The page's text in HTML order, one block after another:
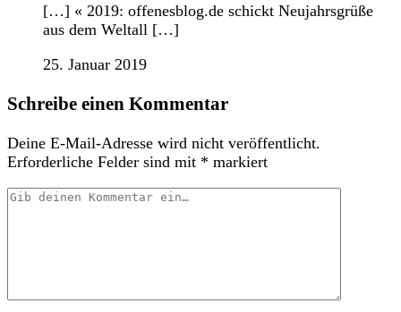
[…] « 2019: offenesblog.de schickt Neujahrsgrüße
aus dem Weltall […]
25. Januar 2019
Schreibe einen Kommentar
Deine E-Mail-Adresse wird nicht veröffentlicht.
Erforderliche Felder sind mit * markiert
Dein